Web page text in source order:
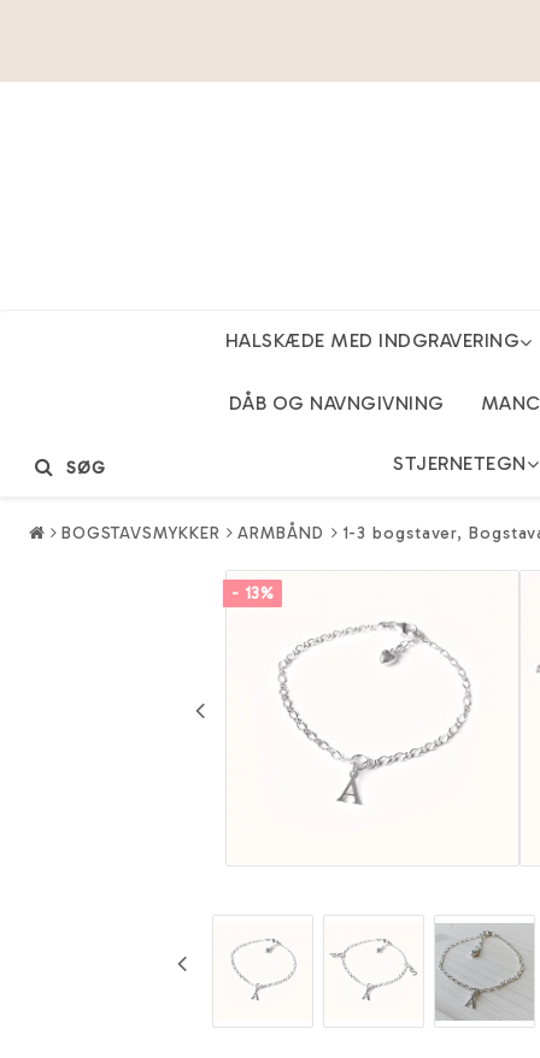
HALSKÆDE MED INDGRAVERING
DÅB OG NAVNGIVNING
STJERNETEGN
SØG
BOGSTAVSMYKKER ARMBÅND 1-3 bogstaver,
- 13%